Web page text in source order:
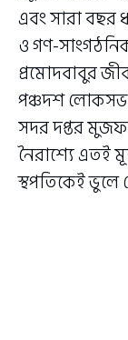
এবং সারা বছর
ও গণ-
প্রমোদবাবুর
পঞ্চদশ লোকসভা
সদর দপ্তর
নৈরাশ্যে এতই
স্থপতিকেই ভুলে